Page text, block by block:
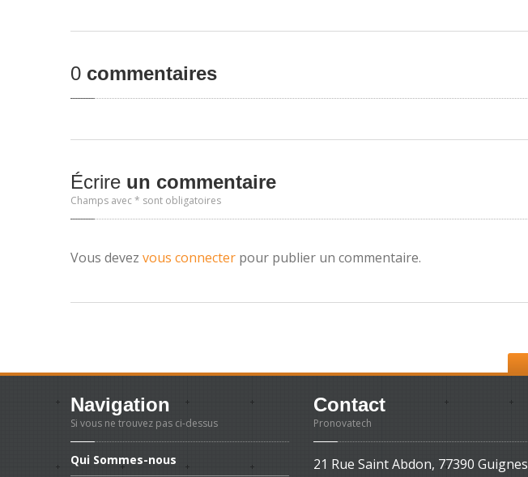
0 commentaires
Écrire un commentaire
Champs avec * sont obligatoires
Vous devez vous connecter pour publier un commentaire.
Navigation
Si vous ne trouvez pas ci-dessus
Qui Sommes-nous
Contact
Pronovatech
21 Rue Saint Abdon, 77390 Guignes